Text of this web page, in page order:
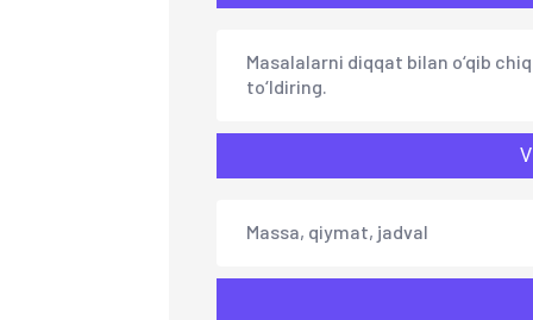
Masalalarni diqqat bilan o‘qib
to‘ldiring.
Massa, qiymat, jadval